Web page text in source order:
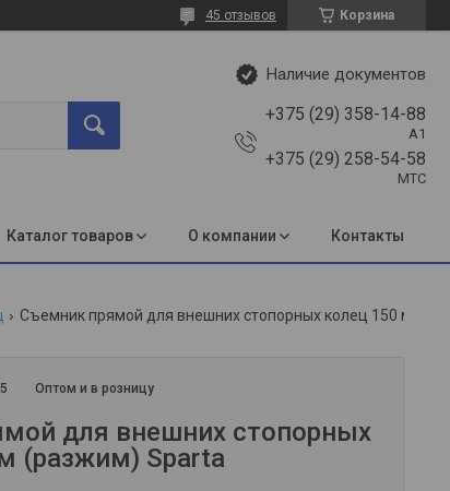
Корзина
45 отзывов
Наличие документов
+375 (29) 358-14-88
A1
+375 (29) 258-54-58
МТС
Каталог товаров О компании Контакты
Оптом и в розницу
для внешних стопорных
(разжим) Sparta